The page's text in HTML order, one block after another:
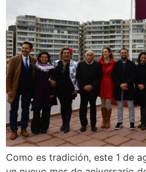
Como es tradición, este 1 de